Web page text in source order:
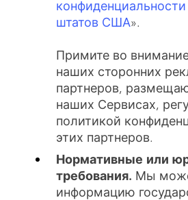
штатов США».
Примите во
наших сторонних
партнеров,
наших Сервисах,
политикой
этих партнеров.
Нормативные или
требования. Мы
информацию